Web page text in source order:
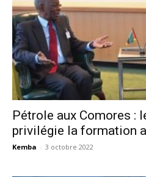
Pétrole aux Comores :
privilégie la formation
Kemba - 3 octobre 2022